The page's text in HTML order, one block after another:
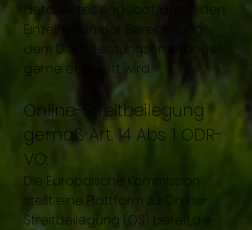
detailliertes Angebot, das in den
Einzelheiten der Berechnung
dem Dienstleistungsempfänger
gerne erläutert wird.
Online-Streitbeilegung
gemäß Art. 14 Abs. 1 ODR-
VO:
Die Europäische Kommission
stellt eine Plattform zurOnline-
Streitbeilegung (OS) bereit,die